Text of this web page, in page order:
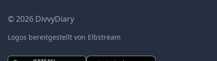
©2026 DivvyDiary
Logos bereitgestellt von Elbstream